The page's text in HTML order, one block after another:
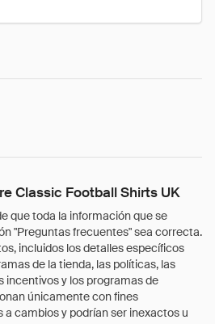
Classic Football Shirts UK
que toda la información que se
"Preguntas frecuentes" sea correcta.
incluidos los detalles específicos
de la tienda, las políticas, las
incentivos y los programas de
únicamente con fines
cambios y podrían ser inexactos u